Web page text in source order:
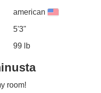
american
5'3"
99 lb
room!